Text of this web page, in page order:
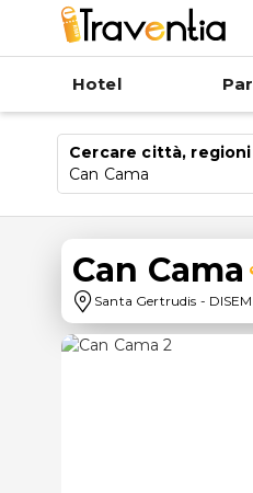
Hotel
Cercare città,
Can Cama
Can Cama
Santa Gertrudis -